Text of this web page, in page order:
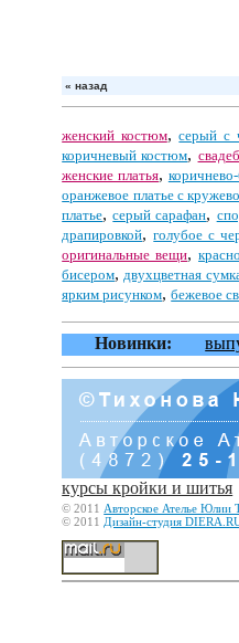
« назад
женский костюм,серый с
коричневый костюм,
женские платья,
оранжевое платье с
платье,серый сарафан,
драпировкой,голубое с
оригинальные вещи,
бисером, двухцветная
ярким рисунком,бежевое
Новинки:
курсы кройки и шитья
© 2011 Авторское Ателье Юлии
© 2011 Дизайн-студия